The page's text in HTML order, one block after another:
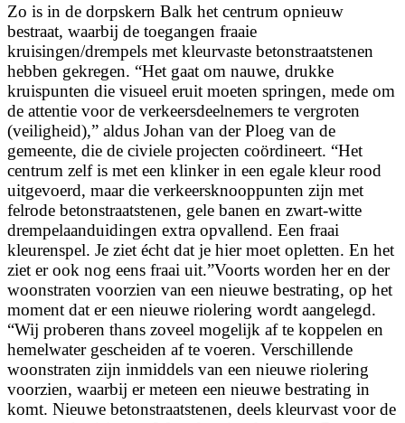
Zo is in de dorpskern Balk het centrum opnieuw
bestraat, waarbij de toegangen fraaie
kruisingen/drempels met kleurvaste betonstraatstenen
hebben gekregen. “Het gaat om nauwe, drukke
kruispunten die visueel eruit moeten springen, mede om
de attentie voor de verkeersdeelnemers te vergroten
(veiligheid),” aldus Johan van der Ploeg van de
gemeente, die de civiele projecten coördineert. “Het
centrum zelf is met een klinker in een egale kleur rood
uitgevoerd, maar die verkeersknooppunten zijn met
felrode betonstraatstenen, gele banen en zwart-witte
drempelaanduidingen extra opvallend. Een fraai
kleurenspel. Je ziet écht dat je hier moet opletten. En het
ziet er ook nog eens fraai uit.”Voorts worden her en der
woonstraten voorzien van een nieuwe bestrating, op het
moment dat er een nieuwe riolering wordt aangelegd.
“Wij proberen thans zoveel mogelijk af te koppelen en
hemelwater gescheiden af te voeren. Verschillende
woonstraten zijn inmiddels van een nieuwe riolering
voorzien, waarbij er meteen een nieuwe bestrating in
komt. Nieuwe betonstraatstenen, deels kleurvast voor de